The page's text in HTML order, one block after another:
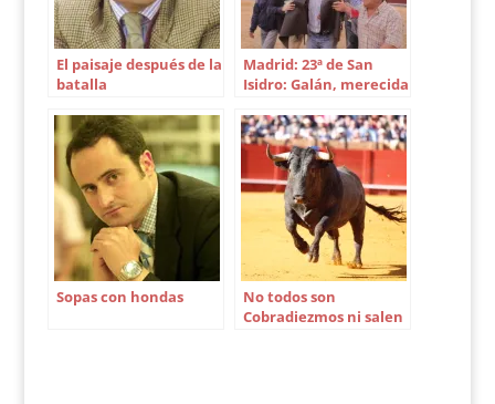
El paisaje después de la
batalla
Madrid: 23ª de San
Isidro: Galán, merecida
Sopas con hondas
No todos son
Cobradiezmos ni salen